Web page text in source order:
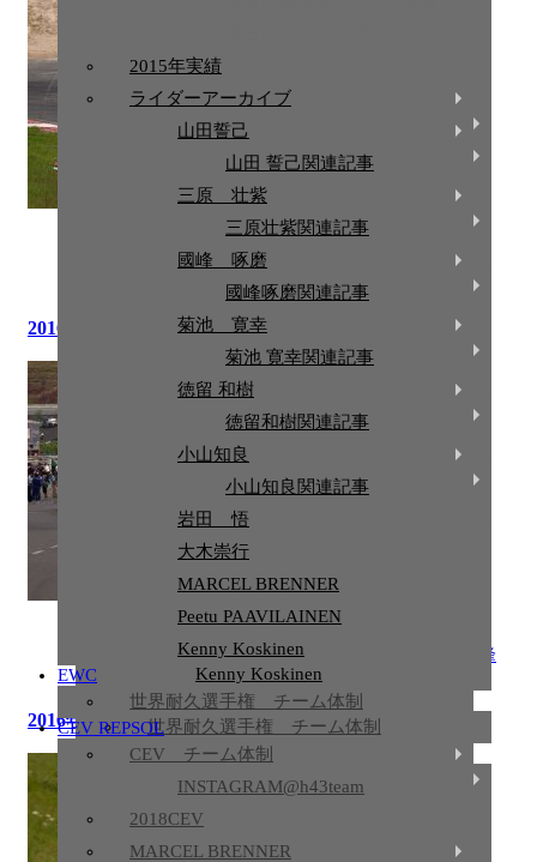
2015年実績
ライダーアーカイブ
山田誓己
山田 誓己関連記事
三原 壮紫
三原壮紫関連記事
國峰 啄磨
國峰啄磨関連記事
菊池 寛幸
菊池 寛幸関連記事
徳留 和樹
徳留和樹関連記事
小山知良
小山知良関連記事
岩田 悟
大木崇行
MARCEL BRENNER
Peetu PAAVILAINEN
Kenny Koskinen
EWC
世界耐久選手権 チーム体制
CEV REPSOL
CEV チーム体制
INSTAGRAM@h43team
2018CEV
2015年実績
ライダーアーカイブ
山田誓己
山田 誓己関連記事
三原 壮紫
三原壮紫関連記事
國峰 啄磨
國峰啄磨関連記事
菊池 寛幸
菊池 寛幸関連記事
徳留 和樹
徳留和樹関連記事
小山知良
小山知良関連記事
岩田 悟
大木崇行
MARCEL BRENNER
Peetu PAAVILAINEN
Kenny Koskinen
EWC
世界耐久選手権 チーム体制
CEV REPSOL
CEV チーム体制
INSTAGRAM@h43team
2018CEV
MARCEL BRENNER
全日本レースレポート
國峰 啄
三原 壮紫
2016年第8戦レースレポート
全日本レースレポート,菊池 寛幸
國峰
啄磨
全日本選手権,三原 壮紫
2016年第6戦レースレポート